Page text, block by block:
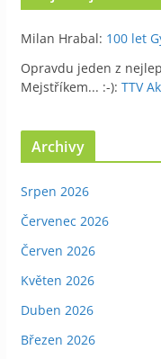
Milan Hrabal: 100 let
Opravdu jeden z
Mejstříkem... :-): TTV
Archivy
Srpen 2026
Červenec 2026
Červen 2026
Květen 2026
Duben 2026
Březen 2026